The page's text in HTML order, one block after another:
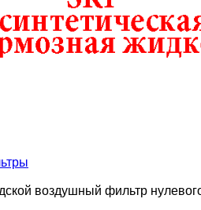
воздушный фильтр